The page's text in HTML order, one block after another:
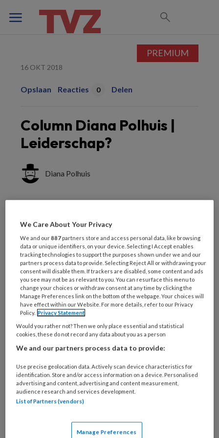
16 OKT 2018
Opslaan Reacties 0 Delen
Column Diana Polhuis |
Leiderschap?
Diana Polhuis
jonge mensen die ons in de toekomst
gaan aanvullen en opvolgen, met een
complexer en steeds duurder wordend
zorgklimaat?
Als deze column uitkomt is de
PREMIUM
Bekijk de mogelijkheden
PREMIUM
We Care About Your Privacy
We and our887 partners store and access personal data, like browsing
data or unique identifiers, on your device. Selecting I Accept enables
tracking technologies to support the purposes shown under we and our
partners process data to provide. Selecting Reject All or withdrawing your
consent will disable them. If trackers are disabled, some content and ads
you see may not be as relevant to you. You can resurface this menu to
change your choices or withdraw consent at any time by clicking the
Manage Preferences link on the bottom of the webpage. Your choices will
have effect within our Website. For more details, refer to our Privacy
Policy. Privacy Statement
Would you rather not? Then we only place essential and statistical
cookies, these do not record any data about you as a person
We and our partners process data to provide:
Use precise geolocation data. Actively scan device characteristics for
identification. Store and/or access information on a device. Personalised
advertising and content, advertising and content measurement,
audience research and services development.
List of Partners (vendors)
Manage Preferences